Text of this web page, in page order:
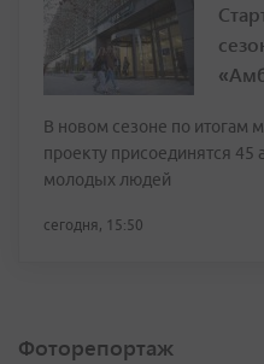
В новом сезоне по итогам
проекту присоединятся
молодых людей
сегодня, 15:50
Фоторепортаж